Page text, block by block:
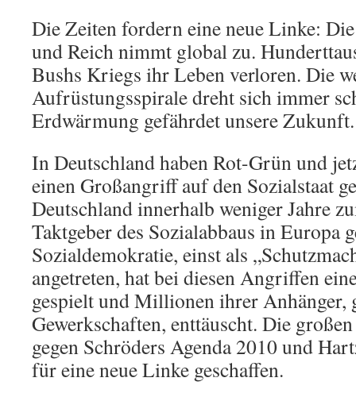
Die Zeiten fordern eine neue Linke:
und Reich nimmt global zu.
Bushs Kriegs ihr Leben verloren. Die
Aufrüstungsspirale dreht sich immer
Erdwärmung gefährdet unsere Zukunft.
In Deutschland haben Rot-Grün und
einen Großangriff auf den Sozialstaat
Deutschland innerhalb weniger Jahre
Taktgeber des Sozialabbaus in Europa
Sozialdemokratie, einst als
angetreten, hat bei diesen Angriffen
gespielt und Millionen ihrer Anhänger,
Gewerkschaften, enttäuscht. Die
gegen Schröders Agenda 2010 und
für eine neue Linke geschaffen.